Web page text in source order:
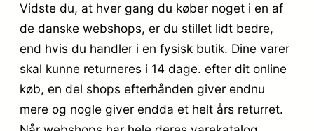
Vidste du, at hver gang du køber noget i en af
de danske webshops, er du stillet lidt bedre,
end hvis du handler i en fysisk butik. Dine varer
skal kunne returneres i 14 dage. efter dit online
køb, en del shops efterhånden giver endnu
mere og nogle giver endda et helt års returret.